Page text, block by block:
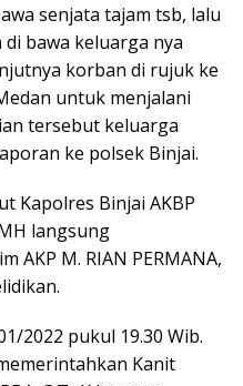
senjata tajam tsb, lalu
bawa keluarga nya
korban di rujuk ke
untuk menjalani
tersebut keluarga
ke polsek Binjai.
Kapolres Binjai AKBP
MH langsung
AKP M. RIAN PERMANA,
2022 pukul 19.30 Wib.
Kanit